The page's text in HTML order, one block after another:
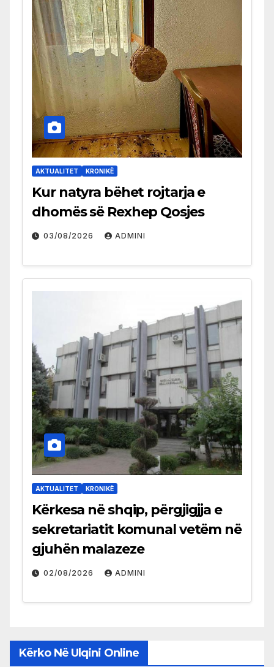
AKTUALITET KRONIKË
Kur natyra bëhet rojtarja e
dhomës së Rexhep Qosjes
03/08/2026 ADMINI
AKTUALITET KRONIKË
Kërkesa në shqip, përgjigjja e
sekretariatit komunal vetëm në
gjuhën malazeze
02/08/2026 ADMINI
Kërko Në Ulqini Online